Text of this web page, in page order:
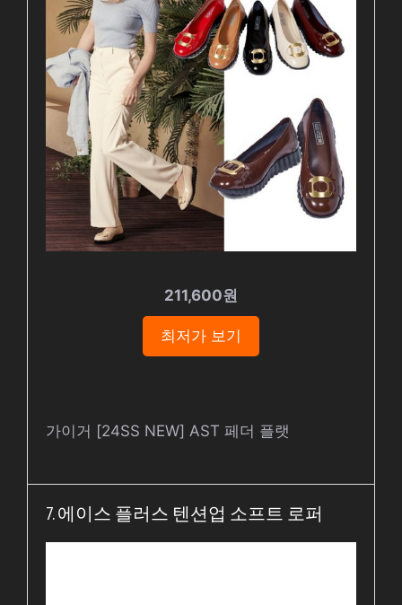
211,600원
최저가 보기
가이거 [24SS NEW] AST 페더 플랫
7. 에이스 플러스 텐션업 소프트 로퍼